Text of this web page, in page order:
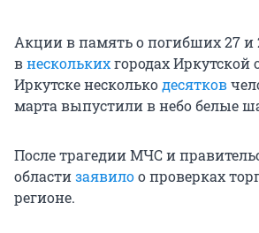
Акции в память о погибших 27
внесколькихгородах Иркутской
Иркутске несколькодесятков
марта выпустили в небо белые
После трагедии МЧС и
областизаявилоо проверках
регионе.